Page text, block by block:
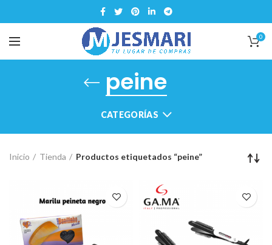
0
peine
CATEGORÍAS
Inicio Tienda Productos etiquetados “peine”